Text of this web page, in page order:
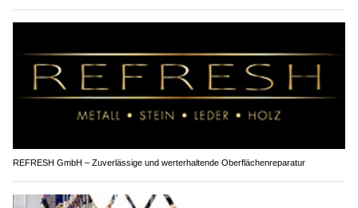
REFRESH GmbH – Zuverlässige und werterhaltende Oberflächenreparatur